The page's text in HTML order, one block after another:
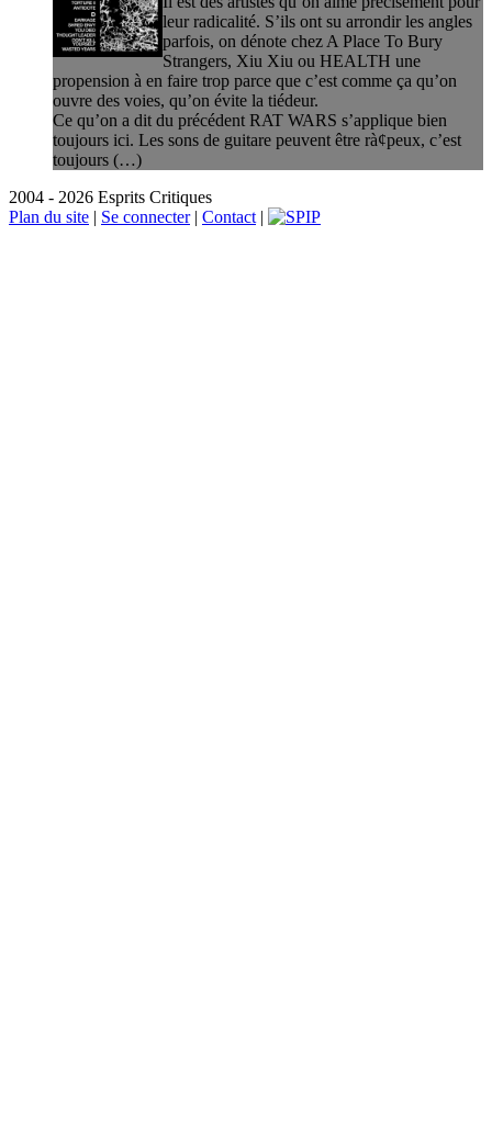
leur radicalité. S’ils ont su arrondir les angles
parfois, on dénote chez A Place To Bury
Strangers, Xiu Xiu ou HEALTH une
propension à en faire trop parce que c’est comme ça qu’on
ouvre des voies, qu’on évite la tiédeur.
Ce qu’on a dit du précédent RAT WARS s’applique bien
toujours ici. Les sons de guitare peuvent être rà¢peux, c’est
toujours (…)
2004 - 2026 Esprits Critiques
Plan du site | Se connecter| Contact |